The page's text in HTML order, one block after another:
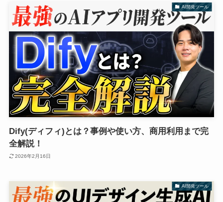
AI開発ツール
Dify(ディフィ)とは？事例や使い方、商用利用まで完
全解説！
2026年2月16日
AI開発ツール